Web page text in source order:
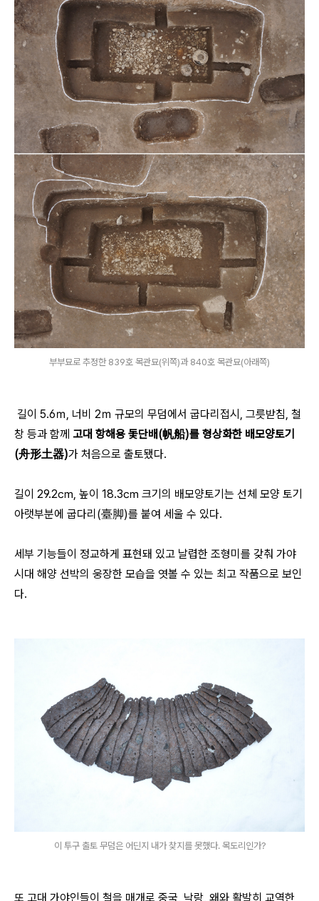
부부묘로 추정한 839호 목관묘(위쪽)과 840호 목관묘(아래쪽)
길이 5.6ｍ, 너비 2ｍ 규모의 무덤에서 굽다리접시, 그릇받침, 철
창 등과 함께 고대 항해용 돛단배(帆船)를 형상화한 배모양토기
(舟形土器)가 처음으로 출토됐다.
길이 29.2㎝, 높이 18.3㎝ 크기의 배모양토기는 선체 모양 토기
아랫부분에 굽다리(臺脚)를 붙여 세울 수 있다.
세부 기능들이 정교하게 표현돼 있고 날렵한 조형미를 갖춰 가야
시대 해양 선박의 웅장한 모습을 엿볼 수 있는 최고 작품으로 보인
다.
이 투구 출토 무덤은 어딘지 내가 찾지를 못했다. 목도리인가?
또 고대 가야인들이 철을 매개로 중국, 낙랑, 왜와 활발히 교역한